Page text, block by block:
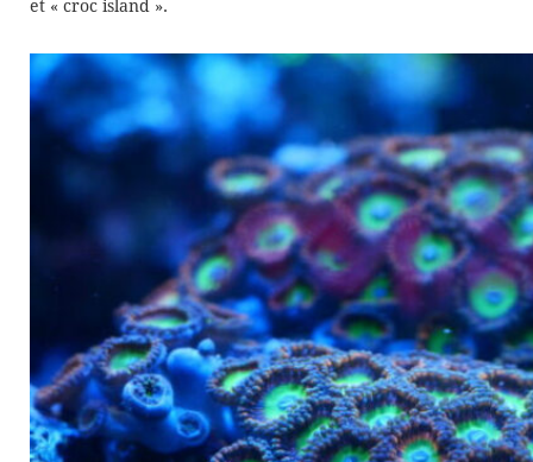
et « croc island ».